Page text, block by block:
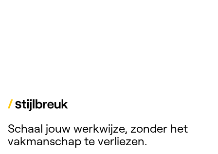
Schaal jouw werkwijze, zonder het
vakmanschap te verliezen.